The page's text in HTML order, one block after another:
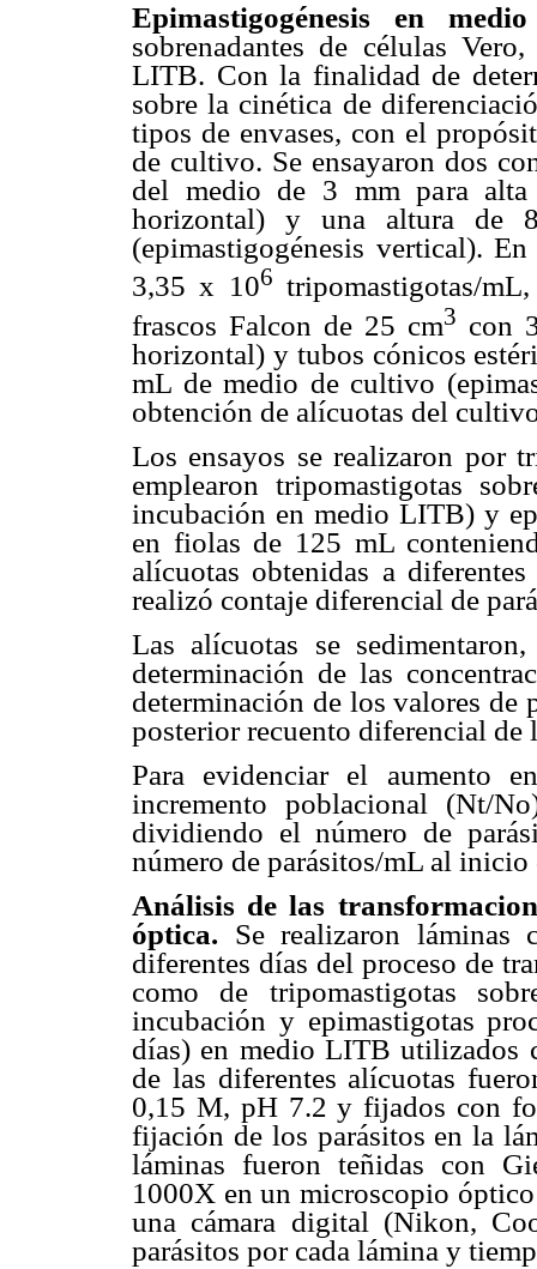
Epimastigogénesis en
sobrenadantes de células
LITB. Con la finalidad de
sobre la cinética de
tipos de envases, con el
de cultivo. Se ensayaron dos
del medio de 3 mm para alta
horizontal) y una altura de
(epimastigogénesis vertical).
3,35 x 106 tripomastigotas/
frascos Falcon de 25 cm3 con
horizontal) y tubos cónicos
mL de medio de cultivo
obtención de alícuotas del
Los ensayos se realizaron por
emplearon tripomastigotas
incubación en medio LITB) y
en fiolas de 125 mL
alícuotas obtenidas a
realizó contaje diferencial de
Las alícuotas se
determinación de las
determinación de los valores de
posterior recuento diferencial de
Para evidenciar el aumento
incremento poblacional (Nt/
dividiendo el número de
número de parásitos/mL al
Análisis de las
óptica. Se realizaron láminas
diferentes días del proceso de
como de tripomastigotas
incubación y epimastigotas
días) en medio LITB utilizados
de las diferentes alícuotas
0,15 M, pH 7.2 y fijados con
fijación de los parásitos en la
láminas fueron teñidas con
1000X en un microscopio
una cámara digital (Nikon,
parásitos por cada lámina y